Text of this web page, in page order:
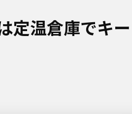
定温倉庫でキー